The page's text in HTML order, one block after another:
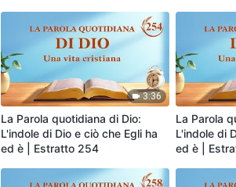
3:36
La Parola quotidiana di Dio:
L'indole di Dio e ciò che Egli ha
ed è | Estratto 254
La Parola
L'indole di
ed è |